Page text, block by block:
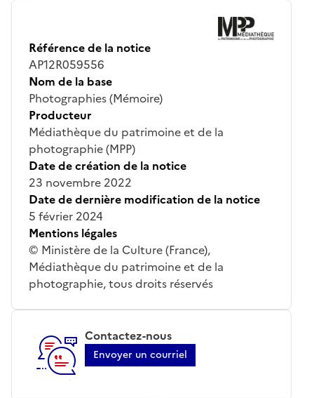
Référence de la notice
AP12R059556
Nom de la base
Photographies (Mémoire)
Producteur
Médiathèque du patrimoine et de la
photographie (MPP)
Date de création de la notice
23 novembre 2022
Date de dernière modification de la notice
5 février 2024
Mentions légales
© Ministère de la Culture (France),
Médiathèque du patrimoine et de la
photographie, tous droits réservés
Contactez-nous
Envoyer un courriel